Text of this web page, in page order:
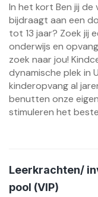
In het kort Ben jij de
bijdraagt aan een
tot 13 jaar? Zoek jij
onderwijs en
zoek naar jou!
dynamische plek in
kinderopvang al
benutten onze
stimuleren het
Leerkrachten/
pool (VIP)